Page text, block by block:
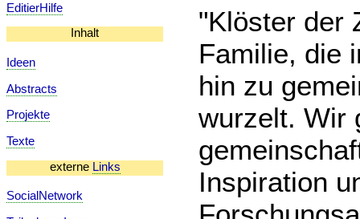
EditierHilfe
Inhalt
Ideen
Abstracts
Projekte
Texte
externe Links
SocialNetwork
"Klöster der
Familie, die
hin zu
wurzelt. Wir
Inspiration